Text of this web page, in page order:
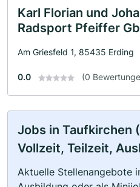
Karl Florian und
Radsport Pfeiffer
Am Griesfeld 1, 85435 Erding
0.0 (0
Jobs in Taufkirchen
Vollzeit, Teilzeit,
Aktuelle Stellenangebote